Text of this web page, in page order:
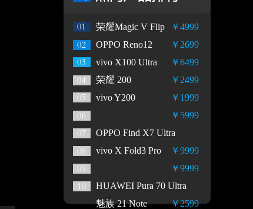
￥4999
荣耀Magic V Flip
￥2699
OPPO Reno12
￥6499
vivo X100 Ultra
￥2499
荣耀 200
￥1999
vivo Y200
￥5999
OPPO Find X7 Ultra
￥9999
vivo X Fold3 Pro
￥9999
HUAWEI Pura 70 Ultra
￥2599
魅族 21 Note